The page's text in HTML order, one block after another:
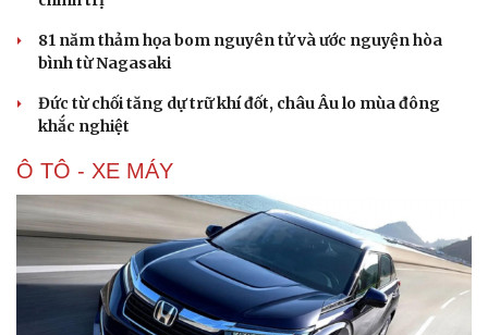
Săn Tour
check-in
Cửa sổ tình yêu
81 năm thảm họa bom nguyên tử và ước nguyện hòa
bình từ Nagasaki
Đức từ chối tăng dự trữ khí đốt, châu Âu lo mùa đông
khắc nghiệt
Ô TÔ - XE MÁY